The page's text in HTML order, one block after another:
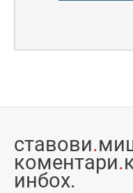
ставови.
коментари.
инбоx.